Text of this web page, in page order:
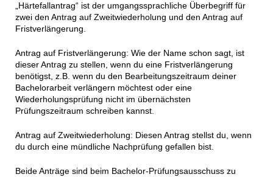
„Härtefallantrag“ ist der umgangssprachliche Überbegriff für
zwei den Antrag auf Zweitwiederholung und den Antrag auf
Fristverlängerung.
Antrag auf Fristverlängerung: Wie der Name schon sagt, ist
dieser Antrag zu stellen, wenn du eine Fristverlängerung
benötigst, z.B. wenn du den Bearbeitungszeitraum deiner
Bachelorarbeit verlängern möchtest oder eine
Wiederholungsprüfung nicht im übernächsten
Prüfungszeitraum schreiben kannst.
Antrag auf Zweitwiederholung: Diesen Antrag stellst du, wenn
du durch eine mündliche Nachprüfung gefallen bist.
Beide Anträge sind beim Bachelor-Prüfungsausschuss zu